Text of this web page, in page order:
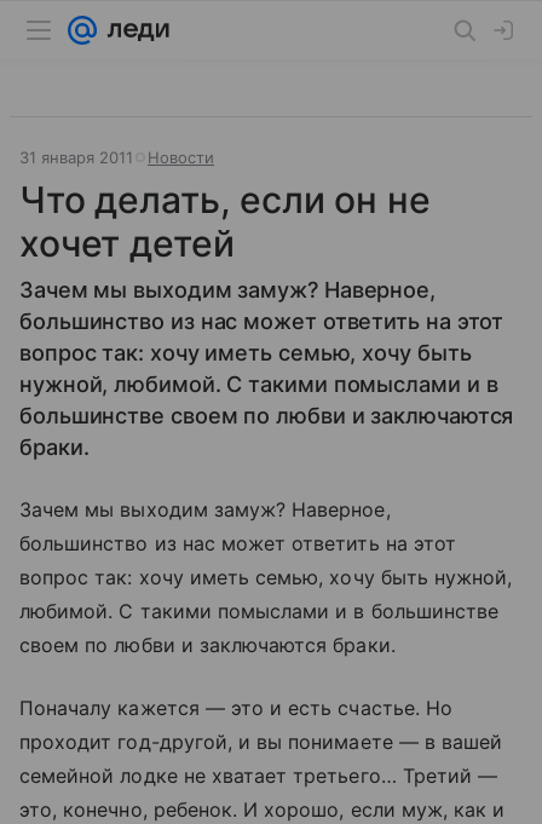
31 января 2011 Новости
Что делать, если он не
хочет детей
Зачем мы выходим замуж? Наверное,
большинство из нас может ответить на этот
вопрос так: хочу иметь семью, хочу быть
нужной, любимой. С такими помыслами и в
большинстве своем по любви и заключаются
браки.
Зачем мы выходим замуж? Наверное,
большинство из нас может ответить на этот
вопрос так: хочу иметь семью, хочу быть нужной,
любимой. С такими помыслами и в большинстве
своем по любви и заключаются браки.
Поначалу кажется — это и есть счастье. Но
проходит год-другой, и вы понимаете — в вашей
семейной лодке не хватает третьего… Третий —
это, конечно, ребенок. И хорошо, если муж, как и